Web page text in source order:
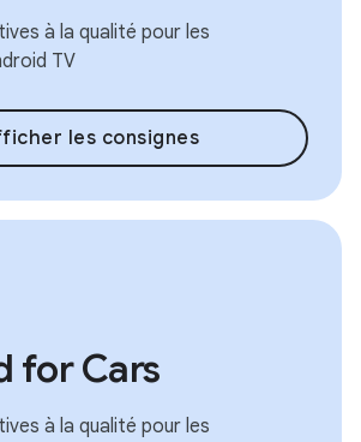
à la qualité pour les
TV
les consignes
for Cars
à la qualité pour les